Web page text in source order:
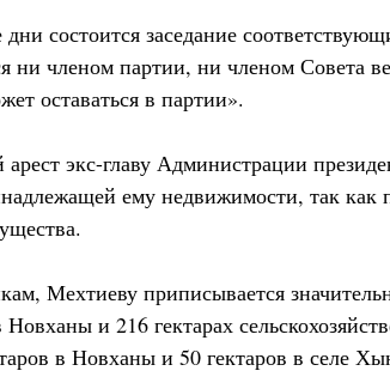
состоится заседание
ни членом партии, ни членом Совета
оставаться в партии».
экс-главу Администрации
ему недвижимости, так как
Мехтиеву приписывается
и 216 гектарах
в Новханы и 50 гектаров в селе